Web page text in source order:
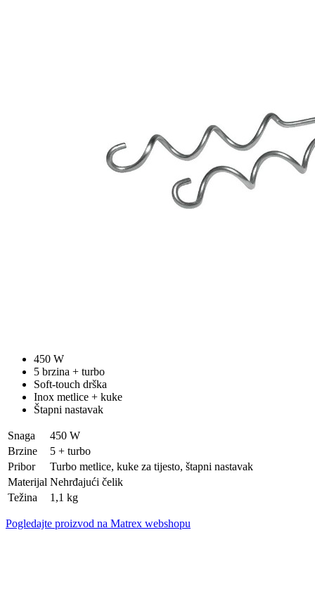
450 W
5 brzina + turbo
Soft-touch drška
Inox metlice + kuke
Štapni nastavak
Snaga
450 W
Brzine
5 + turbo
Pribor
Turbo metlice, kuke za tijesto, štapni nastavak
Materijal Nehrđajući čelik
Težina
1,1 kg
Pogledajte proizvod na Matrex webshopu